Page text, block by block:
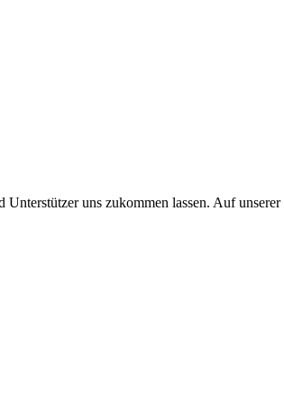
uns zukommen lassen. Auf unserer